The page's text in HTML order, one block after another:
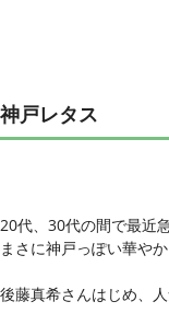
神戸レタス
20代、30代の間で最近
まさに神戸っぽい華や
後藤真希さんはじめ、